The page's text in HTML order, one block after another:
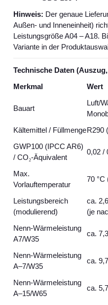
Hinweis: Der genaue
Außen- und Inneneinheit)
Leistungsgröße A04 – A18.
Variante in der
Technische Daten
Merkmal Wert
Bauart
Luft/
Kältemittel / FüllmengeR290
GWP100 (IPCC AR6)
/ CO₂‑Äquivalent
0,02 /
Max.
Vorlauftemperatur
70 °C
Leistungsbereich
(modulierend)
ca.
(je
Nenn‑Wärmeleistung
A7/W35
ca.
Nenn‑Wärmeleistung
A–7/W35
ca.
Nenn‑Wärmeleistung
A–15/W65
ca.